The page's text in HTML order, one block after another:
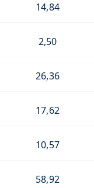
14,84
2,50
26,36
17,62
10,57
58,92